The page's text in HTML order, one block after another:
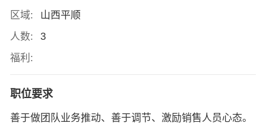
区域:
山西平顺
人数:
3
福利:
职位要求
善于做团队业务推动、善于调节、激励销售人员心态。